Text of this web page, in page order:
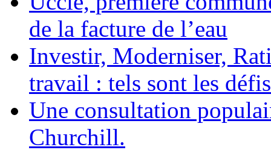
de la facture de l’eau
Investir, Moderniser,
travail : tels sont les
Une consultation
Churchill.